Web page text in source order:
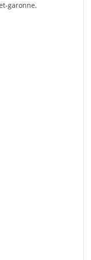
garonne.